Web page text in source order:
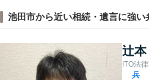
池田市から近い相続・遺言に強い
辻
ITO法
兵